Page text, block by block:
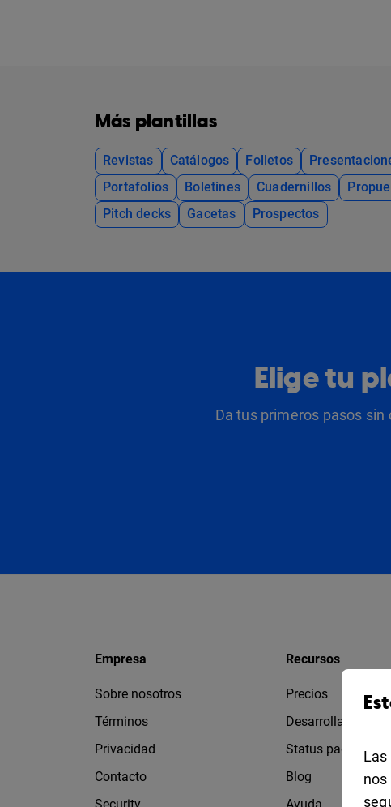
Más plantillas
Revistas Catálogos Folletos
Portafolios
Boletines Cuadernillos
Pitch decks
Gacetas Prospectos
Elige tu
Da tus primeros pasos
Empresa
Sobre nosotros
Términos
Privacidad
Contacto
Recursos
Precios
Desarrolladores
Status page
Blog
nos